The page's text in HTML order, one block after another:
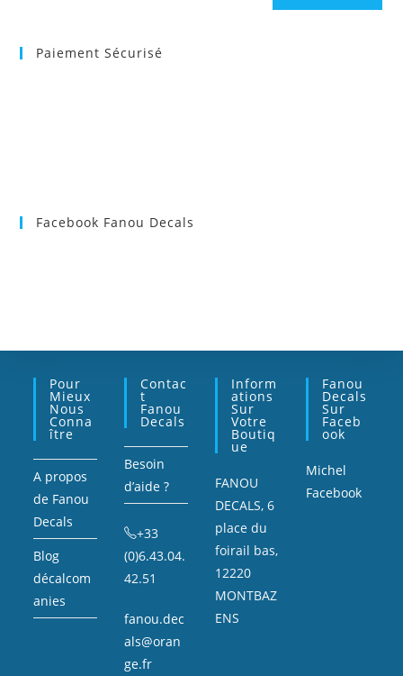
Paiement Sécurisé
Facebook Fanou Decals
Pour
Mieux
Nous
Conna
Ître
A propos
de Fanou
Decals
Blog
décalcom
anies
Contac
T
Fanou
Decals
Besoin
d’aide ?
+33
(0)6.43.04.
42.51
fanou.dec
als@oran
ge.fr
Inform
Ations
Sur
Votre
Boutiq
Ue
FANOU
DECALS, 6
place du
foirail bas,
12220
MONTBAZ
ENS
Fanou
Decals
Sur
Faceb
Ook
Michel
Facebook